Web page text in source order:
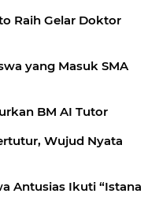
Raih Gelar Doktor
yang Masuk SMA
BM AI Tutor
Wujud Nyata
Antusias Ikuti “Istana